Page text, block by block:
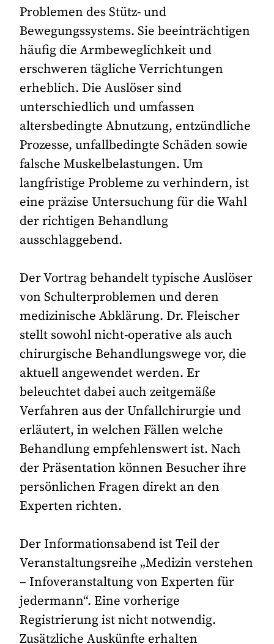
Problemen des Stütz- und
Bewegungssystems. Sie beeinträchtigen
häufig die Armbeweglichkeit und
erschweren tägliche Verrichtungen
erheblich. Die Auslöser sind
unterschiedlich und umfassen
altersbedingte Abnutzung, entzündliche
Prozesse, unfallbedingte Schäden sowie
falsche Muskelbelastungen. Um
langfristige Probleme zu verhindern, ist
eine präzise Untersuchung für die Wahl
der richtigen Behandlung
ausschlaggebend.
Der Vortrag behandelt typische Auslöser
von Schulterproblemen und deren
medizinische Abklärung. Dr. Fleischer
stellt sowohl nicht-operative als auch
chirurgische Behandlungswege vor, die
aktuell angewendet werden. Er
beleuchtet dabei auch zeitgemäße
Verfahren aus der Unfallchirurgie und
erläutert, in welchen Fällen welche
Behandlung empfehlenswert ist. Nach
der Präsentation können Besucher ihre
persönlichen Fragen direkt an den
Experten richten.
Der Informationsabend ist Teil der
Veranstaltungsreihe „Medizin verstehen
– Infoveranstaltung von Experten für
jedermann“. Eine vorherige
Registrierung ist nicht notwendig.
Zusätzliche Auskünfte erhalten